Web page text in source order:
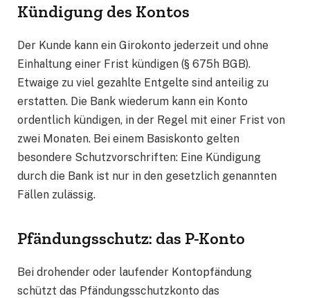
Kündigung des Kontos
Der Kunde kann ein Girokonto jederzeit und ohne
Einhaltung einer Frist kündigen (§ 675h BGB).
Etwaige zu viel gezahlte Entgelte sind anteilig zu
erstatten. Die Bank wiederum kann ein Konto
ordentlich kündigen, in der Regel mit einer Frist von
zwei Monaten. Bei einem Basiskonto gelten
besondere Schutzvorschriften: Eine Kündigung
durch die Bank ist nur in den gesetzlich genannten
Fällen zulässig.
Pfändungsschutz: das P-Konto
Bei drohender oder laufender Kontopfändung
schützt das Pfändungsschutzkonto das